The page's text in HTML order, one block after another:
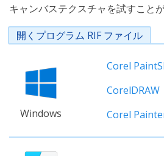
キャンバステクスチャを試すことが
開くプログラム RIF ファイル
Windows
Corel
CorelDRAW
Corel